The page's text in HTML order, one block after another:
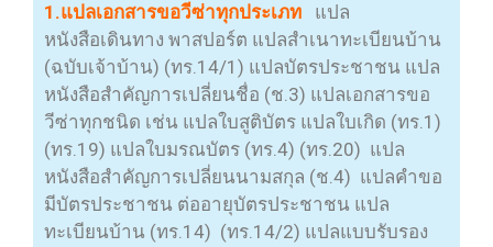
1.แปลเอกสารขอวีซ่าทุกประเภท
แปล
หนังสือเดินทาง พาสปอร์ต แปลสำเนาทะเบียนบ้าน
(ฉบับเจ้าบ้าน) (ทร.14/1) แปลบัตรประชาชน แปล
หนังสือสำคัญการเปลี่ยนชื่อ (ช.3) แปลเอกสารขอ
วีซ่าทุกชนิด เช่น แปลใบสูติบัตร แปลใบเกิด (ทร.1)
(ทร.19) แปลใบมรณบัตร (ทร.4) (ทร.20) แปล
หนังสือสำคัญการเปลี่ยนนามสกุล (ช.4) แปลคำขอ
มีบัตรประชาชน ต่ออายุบัตรประชาชน แปล
ทะเบียนบ้าน (ทร.14) (ทร.14/2) แปลแบบรับรอง